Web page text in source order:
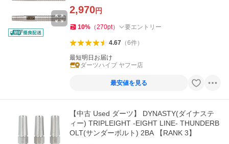
2,970円
10% （270pt） 要エントリー
4.67（6件）
最短明日お届け
ダーツハイブ ヤフー店
最安値を見る
【中古 Used ダーツ】 DYNASTY(ダイナステ
ィー) TRIPLEIGHT -EIGHT LINE- THUNDERB
OLT(サンダーボルト) 2BA 【RANK 3】